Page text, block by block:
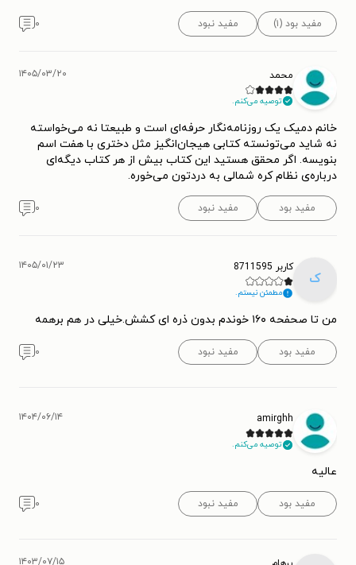
مفید بود (۱) مفید نبود ۰
محمد
توصیه می‌کنم.
۱۴۰۵/۰۳/۲۰
خانم دمیک یک روزنامه‌نگار حرفه‌ای است و طبیعتا نه می‌خواسته
نه شاید می‌تونسته کتابی هیجان‌انگیز مثل دختری با هفت اسم
بنویسه. اگر محقق هستید این کتاب بیش از هر کتاب دیگه‌ای
درباره‌ی نظام کره شمالی به دردتون می‌خوره.
مفید بود مفید نبود ۰
ک
کاربر 8711595
مطمئن نیستم.
۱۴۰۵/۰۱/۲۳
من تا صحفحه ۱۶۰ خوندم بدون ذره ای کشش.خیلی در هم برهمه
مفید بود مفید نبود ۰
amirghh
توصیه می‌کنم.
۱۴۰۴/۰۶/۱۴
عالیه
مفید بود مفید نبود ۰
۱۴۰۳/۰۷/۱۵